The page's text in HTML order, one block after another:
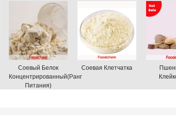
Соевый Белок
Концентрированный(Ранг
Питания)
Соевая Клетчатка